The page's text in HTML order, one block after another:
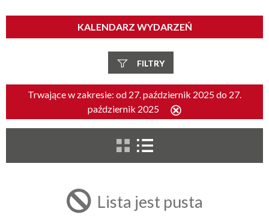
KALENDARZ WYDARZEŃ
FILTRY
Szukana fraza
Trwające w zakresie
—
Trwające w zakresie: od 27. październik 2025 do 27.
październik 2025
ten
Lista jest pusta